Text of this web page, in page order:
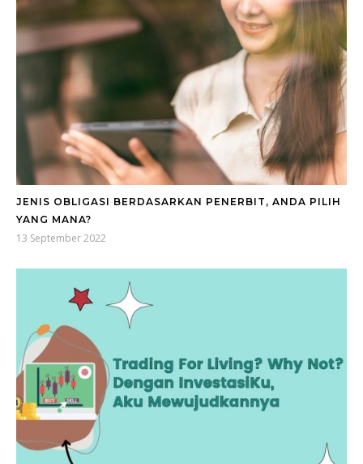
JENIS OBLIGASI BERDASARKAN PENERBIT, ANDA PILIH
YANG MANA?
13 September 2022